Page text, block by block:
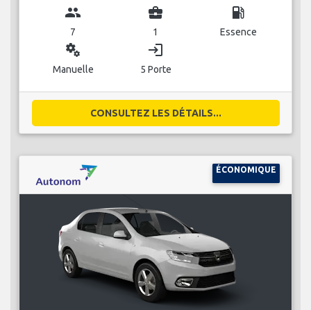
group
7
business_center
1
local_gas_station
Essence
miscellaneous_services
Manuelle
login
5 Porte
CONSULTEZ LES DÉTAILS...
ÉCONOMIQUE